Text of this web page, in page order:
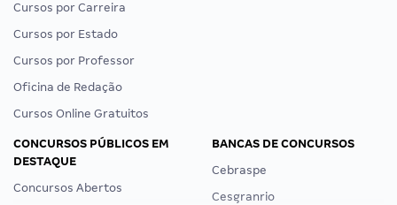
Cursos por Carreira
Cursos por Estado
Cursos por Professor
Oficina de Redação
Cursos Online Gratuitos
CONCURSOS PÚBLICOS EM
DESTAQUE
Concursos Abertos
BANCAS DE CONCURSOS
Cebraspe
Cesgranrio